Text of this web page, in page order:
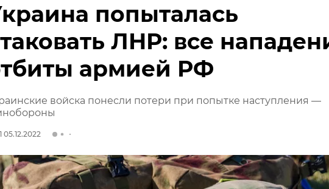
попыталась
ЛНР: все
армией РФ
войска понесли потери при попытке наступления —
05.12.2022